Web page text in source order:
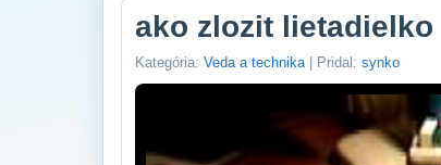
ako zlozit lietadielko
Kategória: Veda a technika| Pridal: synko